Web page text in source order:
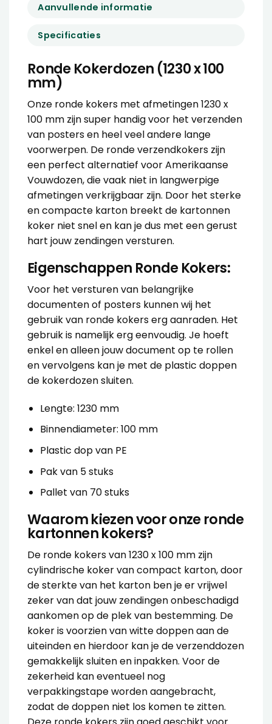
Aanvullende informatie
Specificaties
Ronde Kokerdozen (1230 x 100
mm)
Onze ronde kokers met afmetingen 1230 x
100 mm zijn super handig voor het verzenden
van posters en heel veel andere lange
voorwerpen. De ronde verzendkokers zijn
een perfect alternatief voor Amerikaanse
Vouwdozen, die vaak niet in langwerpige
afmetingen verkrijgbaar zijn. Door het sterke
en compacte karton breekt de kartonnen
koker niet snel en kan je dus met een gerust
hart jouw zendingen versturen.
Eigenschappen Ronde Kokers:
Voor het versturen van belangrijke
documenten of posters kunnen wij het
gebruik van ronde kokers erg aanraden. Het
gebruik is namelijk erg eenvoudig. Je hoeft
enkel en alleen jouw document op te rollen
en vervolgens kan je met de plastic doppen
de kokerdozen sluiten.
Lengte: 1230 mm
Binnendiameter: 100 mm
Plastic dop van PE
Pak van 5 stuks
Pallet van 70 stuks
Waarom kiezen voor onze ronde
kartonnen kokers?
De ronde kokers van 1230 x 100 mm zijn
cylindrische koker van compact karton, door
de sterkte van het karton ben je er vrijwel
zeker van dat jouw zendingen onbeschadigd
aankomen op de plek van bestemming. De
koker is voorzien van witte doppen aan de
uiteinden en hierdoor kan je de verzenddozen
gemakkelijk sluiten en inpakken. Voor de
zekerheid kan eventueel nog
verpakkingstapeworden aangebracht,
zodat de doppen niet los komen te zitten.